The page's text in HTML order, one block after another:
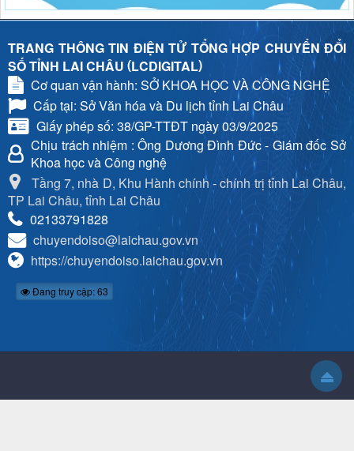
TRANG THÔNG TIN ĐIỆN TỬ TỔNG HỢP CHUYỂN ĐỔI
SỐ TỈNH LAI CHÂU (LCDIGITAL)
Cơ quan vận hành: SỞ KHOA HỌC VÀ CÔNG NGHỆ
Cấp tại: Sở Văn hóa và Du lịch tỉnh Lai Châu
Giấy phép số: 38/GP-TTĐT ngày 03/9/2025
Chịu trách nhiệm : Ông Dương Đình Đức - Giám đốc Sở
Khoa học và Công nghệ
Tầng 7, nhà D, Khu Hành chính - chính trị tỉnh Lai Châu,
TP Lai Châu, tỉnh Lai Châu
02133791828
chuyendoiso@laichau.gov.vn
https://chuyendoiso.laichau.gov.vn
Đang truy cập: 63